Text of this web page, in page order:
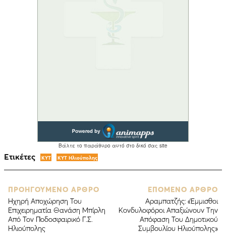
Ετικέτες ΚΥΤ ΚΥΤ Ηλιούπολης
ΠΡΟΗΓΟΥΜΕΝΟ ΑΡΘΡΟ
Ηχηρή Αποχώρηση Του
Επιχειρηματία Θανάση Μπίρλη
Από Τον Ποδοσφαιρικό Γ.Σ.
Ηλιούπολης
ΕΠΟΜΕΝΟ ΑΡΘΡΟ
Aραμπατζής: «Έμμισθοι
Κονδυλοφόροι Απαξιώνουν Την
Απόφαση Του Δημοτικού
Συμβουλίου Ηλιούπολης»